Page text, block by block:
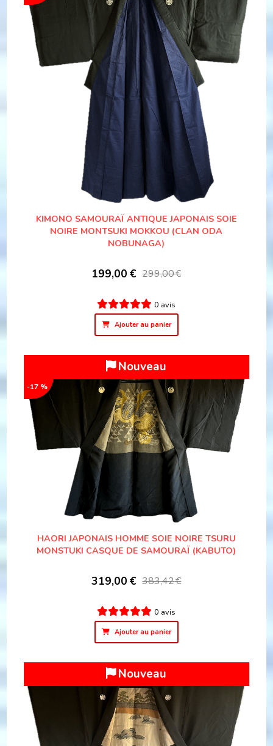
KIMONO SAMOURAÏ ANTIQUE JAPONAIS SOIE
NOIRE MONTSUKI MOKKOU (CLAN ODA
NOBUNAGA)
199,00 € 299,00€
0 avis
Ajouter au panier
Nouveau
-17 %
HAORI JAPONAIS HOMME SOIE NOIRE TSURU
MONSTUKI CASQUE DE SAMOURAÏ (KABUTO)
319,00 € 383,42€
0 avis
Ajouter au panier
Nouveau